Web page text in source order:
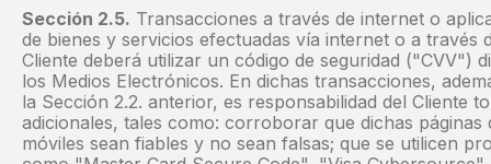
Sección 2.5. Transacciones a través de internet o
de bienes y servicios efectuadas vía internet o a través
Cliente deberá utilizar un código de seguridad ("CVV")
los Medios Electrónicos. En dichas transacciones,
la Sección 2.2. anterior, es responsabilidad del Cliente
adicionales, tales como: corroborar que dichas páginas
móviles sean fiables y no sean falsas; que se utilicen